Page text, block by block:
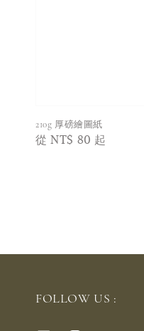
210g 厚磅繪圖紙
Regular
從NT$ 80 起
FOLLOW US :